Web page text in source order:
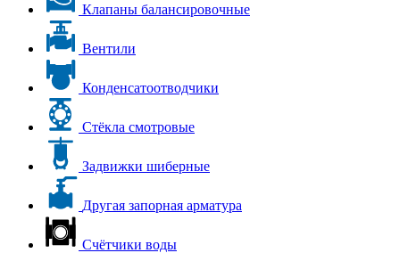
Клапаны балансировочные
Вентили
Конденсатоотводчики
Стёкла смотровые
Задвижки шиберные
Другая запорная арматура
Счётчики воды